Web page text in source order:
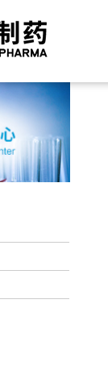
产品中心